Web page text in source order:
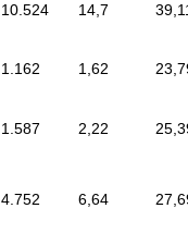
10.524 14,7
1.162 1,62
1.587 2,22
4.752 6,64